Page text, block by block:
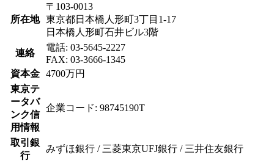
所在地
〒103-0013
東京都日本橋人形町3丁目1-17
日本橋人形町石井ビル3階
連絡
電話: 03-5645-2227
FAX: 03-3666-1345
資本金 4700万円
東京テ
ータバ
ンク信
用情報
企業コード: 98745190T
取引銀
行
みずほ銀行 / 三菱東京UFJ銀行 / 三井住友銀行